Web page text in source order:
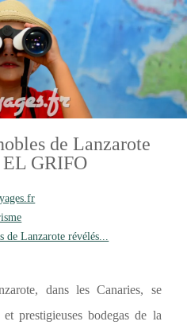
de Lanzarote
EL GRIFO
de Lanzarote révélés...
dans les Canaries, se
prestigieuses bodegas de la